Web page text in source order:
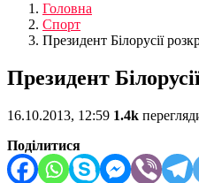
Головна
Спорт
Президент Білорусії
Президент
16.10.2013, 12:59 1.4k
Поділитися